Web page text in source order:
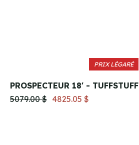
PRIX LÉGARÉ
PROSPECTEUR 18' - TUFFSTUFF
5079.00 $ 4825.05 $